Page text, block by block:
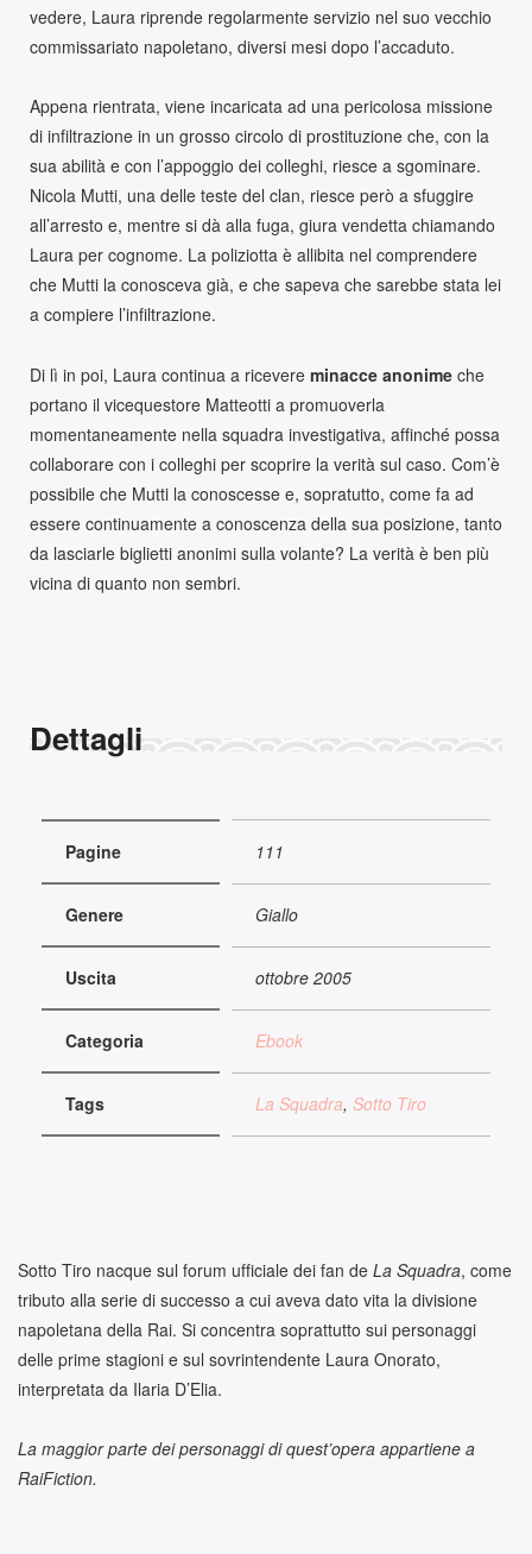
vedere, Laura riprende regolarmente servizio nel suo vecchio
commissariato napoletano, diversi mesi dopo l’accaduto.
Appena rientrata, viene incaricata ad una pericolosa missione
di infiltrazione in un grosso circolo di prostituzione che, con la
sua abilità e con l’appoggio dei colleghi, riesce a sgominare.
Nicola Mutti, una delle teste del clan, riesce però a sfuggire
all’arresto e, mentre si dà alla fuga, giura vendetta chiamando
Laura per cognome. La poliziotta è allibita nel comprendere
che Mutti la conosceva già, e che sapeva che sarebbe stata lei
a compiere l’infiltrazione.
Di lì in poi, Laura continua a ricevere minacce anonime che
portano il vicequestore Matteotti a promuoverla
momentaneamente nella squadra investigativa, affinché possa
collaborare con i colleghi per scoprire la verità sul caso. Com’è
possibile che Mutti la conoscesse e, sopratutto, come fa ad
essere continuamente a conoscenza della sua posizione, tanto
da lasciarle biglietti anonimi sulla volante? La verità è ben più
vicina di quanto non sembri.
Dettagli
Pagine 111
Genere Giallo
Uscita ottobre 2005
Categoria Ebook
Tags La Squadra, Sotto Tiro
Sotto Tiro nacque sul forum ufficiale dei fan de La Squadra, come
tributo alla serie di successo a cui aveva dato vita la divisione
napoletana della Rai. Si concentra soprattutto sui personaggi
delle prime stagioni e sul sovrintendente Laura Onorato,
interpretata da Ilaria D’Elia.
La maggior parte dei personaggi di quest’opera appartiene a
RaiFiction.